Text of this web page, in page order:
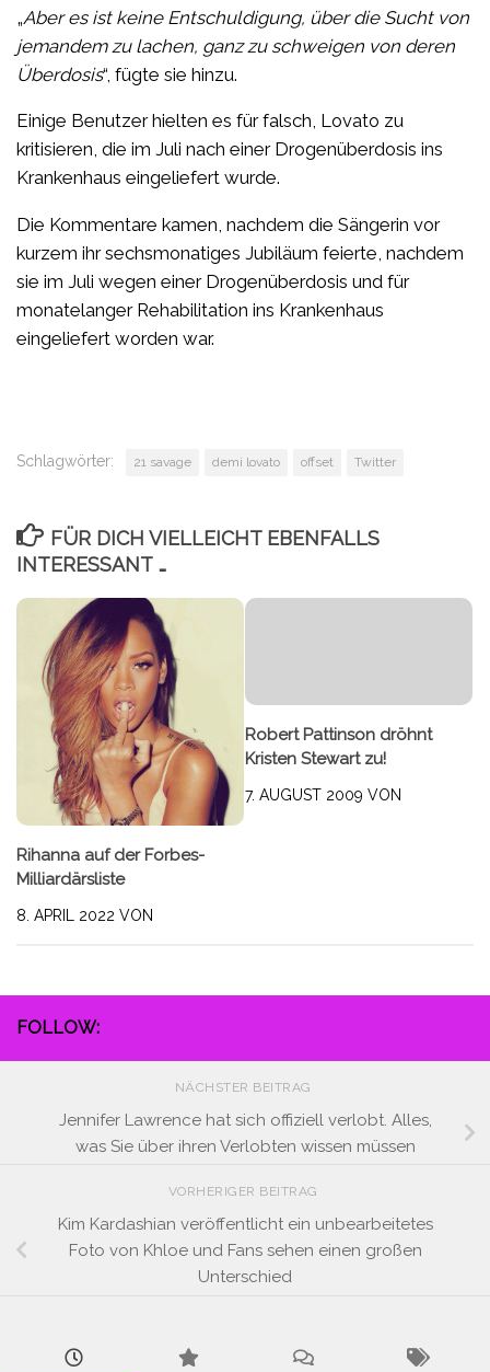
„Aber es ist keine Entschuldigung, über die Sucht von
jemandem zu lachen, ganz zu schweigen von deren
Überdosis“, fügte sie hinzu.
Einige Benutzer hielten es für falsch, Lovato zu
kritisieren, die im Juli nach einer Drogenüberdosis ins
Krankenhaus eingeliefert wurde.
Die Kommentare kamen, nachdem die Sängerin vor
kurzem ihr sechsmonatiges Jubiläum feierte, nachdem
sie im Juli wegen einer Drogenüberdosis und für
monatelanger Rehabilitation ins Krankenhaus
eingeliefert worden war.
Schlagwörter: 21 savage demi lovato offset Twitter
FÜR DICH VIELLEICHT EBENFALLS
INTERESSANT …
Rihanna auf der Forbes-
Milliardärsliste
8. APRIL 2022 VON
Robert Pattinson dröhnt
Kristen Stewart zu!
7. AUGUST 2009 VON
FOLLOW:
NÄCHSTER BEITRAG
Jennifer Lawrence hat sich offiziell verlobt. Alles,
was Sie über ihren Verlobten wissen müssen
VORHERIGER BEITRAG
Kim Kardashian veröffentlicht ein unbearbeitetes
Foto von Khloe und Fans sehen einen großen
Unterschied